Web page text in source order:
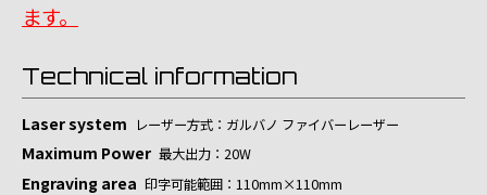
ます。
Technical information
Laser system レーザー方式：ガルバノ ファイバーレーザー
Maximum Power 最大出力：20W
Engraving area 印字可能範囲：110mm×110mm